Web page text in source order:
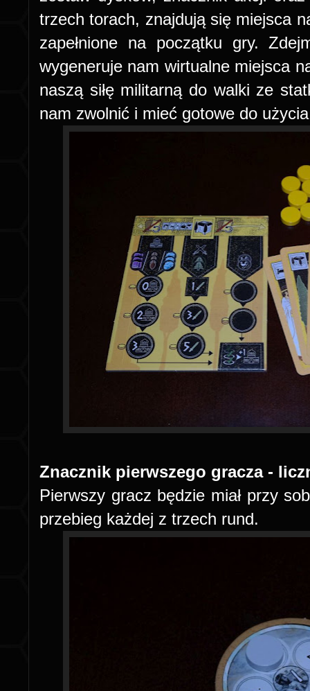
trzech torach, znajdują się miejsca
zapełnione na początku gry.
wygeneruje nam wirtualne miejsca
naszą siłę militarną do walki ze
nam zwolnić i mieć gotowe do
Znacznik pierwszego gracza -
Pierwszy gracz będzie miał przy
przebieg każdej z trzech rund.